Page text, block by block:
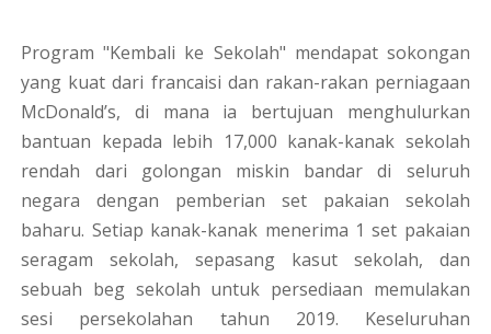
Program "Kembali ke Sekolah" mendapat sokongan
yang kuat dari francaisi dan rakan-rakan perniagaan
McDonald’s, di mana ia bertujuan menghulurkan
bantuan kepada lebih 17,000 kanak-kanak sekolah
rendah dari golongan miskin bandar di seluruh
negara dengan pemberian set pakaian sekolah
baharu. Setiap kanak-kanak menerima 1 set pakaian
seragam sekolah, sepasang kasut sekolah, dan
sebuah beg sekolah untuk persediaan memulakan
sesi persekolahan tahun 2019. Keseluruhan